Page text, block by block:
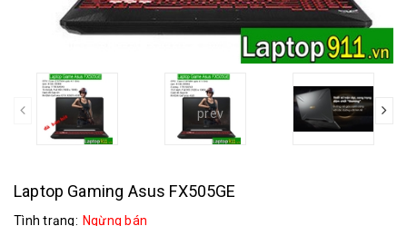
prev
Laptop Gaming Asus FX505GE
Tình trạng: Ngừng bán